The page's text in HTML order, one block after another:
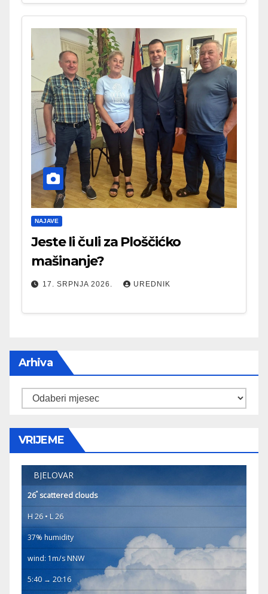
NAJAVE
Jeste li čuli za Ploščićko
mašinanje?
17. SRPNJA 2026. UREDNIK
Arhiva
Arhiva
VRIJEME
BJELOVAR
26°scattered clouds
H 26 • L 26
37% humidity
wind: 1m/s NNW
5:40 → 20:16